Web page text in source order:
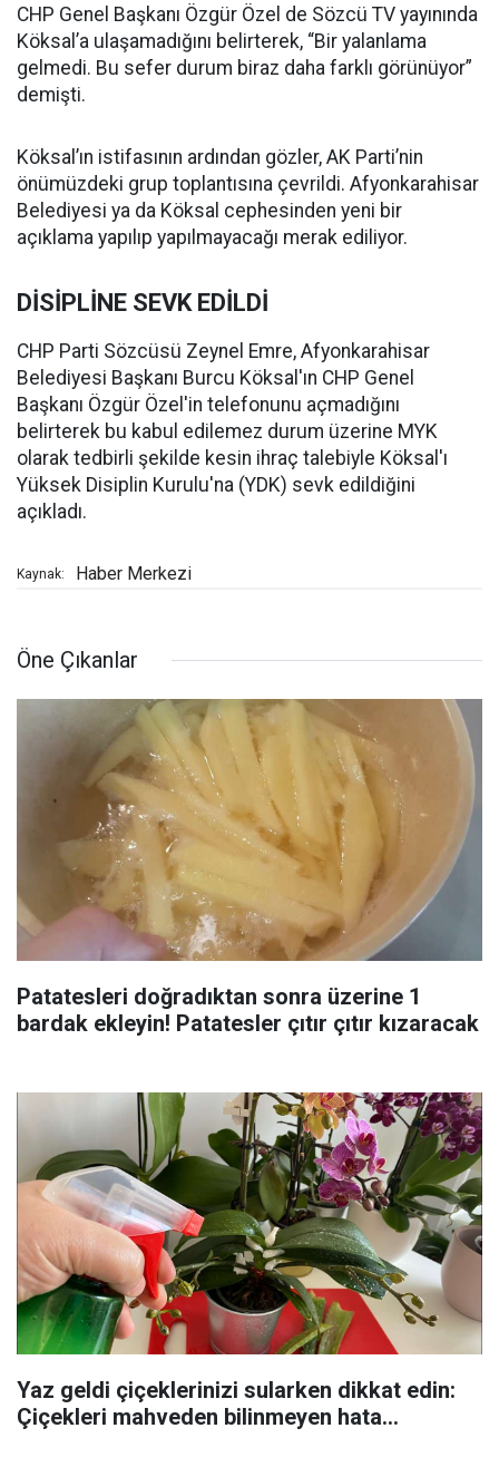
CHP Genel Başkanı Özgür Özel de Sözcü TV yayınında
Köksal’a ulaşamadığını belirterek, “Bir yalanlama
gelmedi. Bu sefer durum biraz daha farklı görünüyor”
demişti.
Köksal’ın istifasının ardından gözler, AK Parti’nin
önümüzdeki grup toplantısına çevrildi. Afyonkarahisar
Belediyesi ya da Köksal cephesinden yeni bir
açıklama yapılıp yapılmayacağı merak ediliyor.
DİSİPLİNE SEVK EDİLDİ
CHP Parti Sözcüsü Zeynel Emre, Afyonkarahisar
Belediyesi Başkanı Burcu Köksal'ın CHP Genel
Başkanı Özgür Özel'in telefonunu açmadığını
belirterek bu kabul edilemez durum üzerine MYK
olarak tedbirli şekilde kesin ihraç talebiyle Köksal'ı
Yüksek Disiplin Kurulu'na (YDK) sevk edildiğini
açıkladı.
Kaynak: Haber Merkezi
Öne Çıkanlar
Patatesleri doğradıktan sonra üzerine 1
bardak ekleyin! Patatesler çıtır çıtır kızaracak
Yaz geldi çiçeklerinizi sularken dikkat edin:
Çiçekleri mahveden bilinmeyen hata...